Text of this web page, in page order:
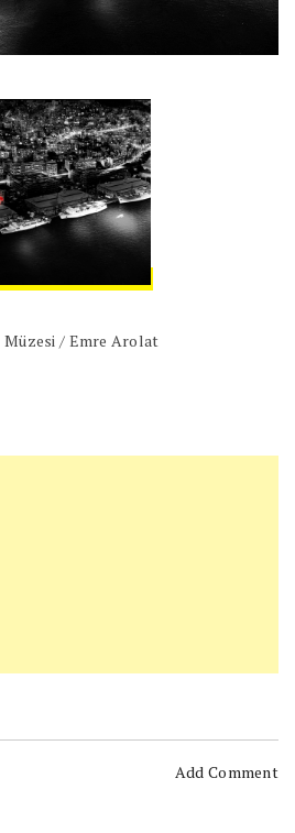
Müzesi / Emre Arolat
Add Comment